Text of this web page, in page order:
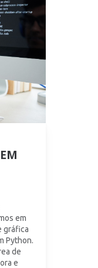
em
gráfica
Python.
de
e